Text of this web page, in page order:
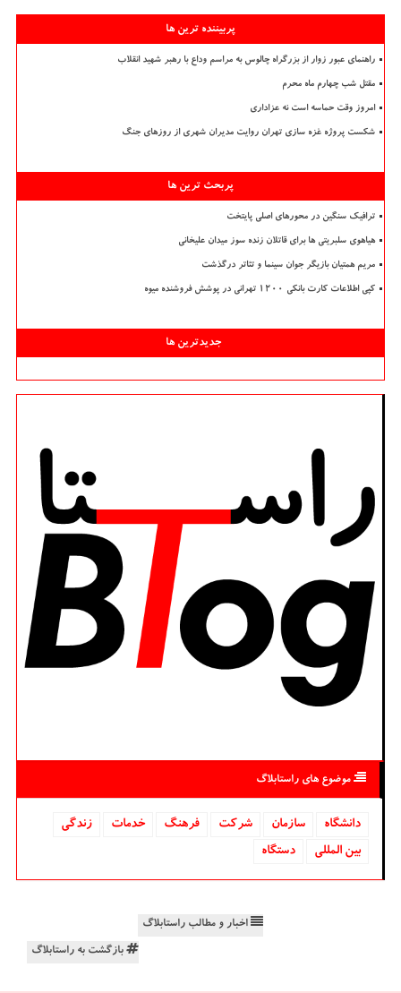
پربیننده ترین ها
راهنمای عبور زوار از بزرگراه چالوس به مراسم وداع با رهبر شهید انقلاب
مقتل شب چهارم ماه محرم
امروز وقت حماسه است نه عزاداری
شکست پروژه غزه سازی تهران روایت مدیران شهری از روزهای جنگ
پربحث ترین ها
ترافیک سنگین در محورهای اصلی پایتخت
هیاهوی سلبریتی ها برای قاتلان زنده سوز میدان علیخانی
مریم همتیان بازیگر جوان سینما و تئاتر درگذشت
کپی اطلاعات کارت بانکی ۱۲۰۰ تهرانی در پوشش فروشنده میوه
جدیدترین ها
موضوع های راستابلاگ
دانشگاه‌ سازمان شركت فرهنگ خدمات
زندگی
بین المللی
دستگاه
اخبار و مطالب راستابلاگ
بازگشت به راستابلاگ